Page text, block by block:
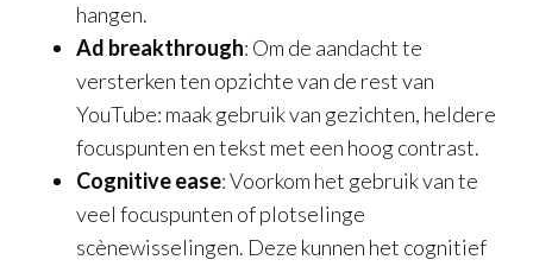
hangen.
Ad breakthrough: Om de aandacht te
versterken ten opzichte van de rest van
YouTube: maak gebruik van gezichten, heldere
focuspunten en tekst met een hoog contrast.
Cognitive ease: Voorkom het gebruik van te
veel focuspunten of plotselinge
scènewisselingen. Deze kunnen het cognitief